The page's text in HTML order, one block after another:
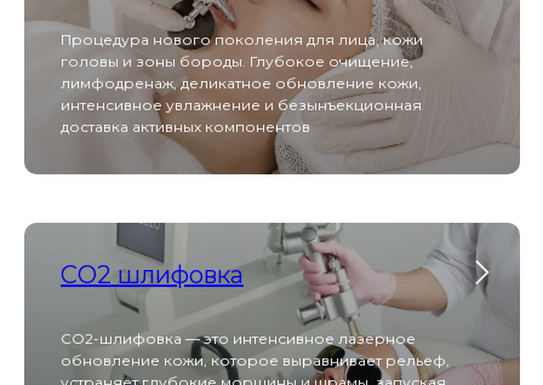
Процедура нового поколения для лица, кожи
головы и зоны бороды. Глубокое очищение,
лимфодренаж, деликатное обновление кожи,
интенсивное увлажнение и безынъекционная
доставка активных компонентов
СO2 шлифовка
CO2-шлифовка — это интенсивное лазерное
обновление кожи, которое выравнивает рельеф,
ВСЕ УСЛУГИ
Heleo Pro Led